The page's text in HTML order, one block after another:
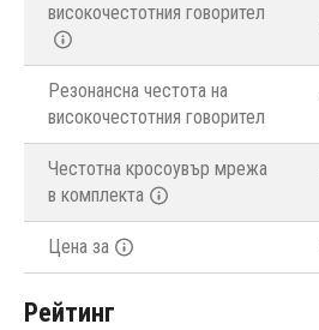
високочестотния говорител
Резонансна честота на
високочестотния говорител
Честотна кросоувър мрежа
в комплекта
Цена за
Рейтинг